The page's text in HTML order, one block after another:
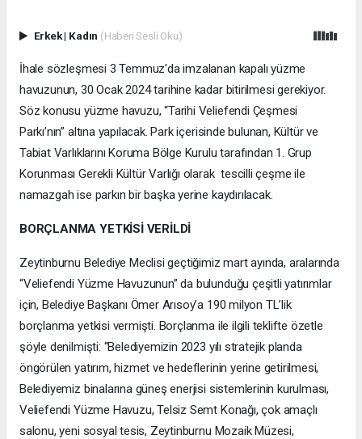
Erkek| Kadın (Haberi Sesli Oku)
İhale sözleşmesi 3 Temmuz'da imzalanan kapalı yüzme
havuzunun, 30 Ocak 2024 tarihine kadar bitirilmesi gerekiyor.
Söz konusu yüzme havuzu, “Tarihi Veliefendi Çeşmesi
Parkı’nın” altına yapılacak. Park içerisinde bulunan, Kültür ve
Tabiat Varlıklarını Koruma Bölge Kurulu tarafından 1. Grup
Korunması Gerekli Kültür Varlığı olarak tescilli çeşme ile
namazgah ise parkın bir başka yerine kaydırılacak.
BORÇLANMA YETKİSİ VERİLDİ
Zeytinburnu Belediye Meclisi geçtiğimiz mart ayında, aralarında
“Veliefendi Yüzme Havuzunun” da bulunduğu çeşitli yatırımlar
için, Belediye Başkanı Ömer Arısoy’a 190 milyon TL’lik
borçlanma yetkisi vermişti. Borçlanma ile ilgili teklifte özetle
şöyle denilmişti: “Belediyemizin 2023 yılı stratejik planda
öngörülen yatırım, hizmet ve hedeflerinin yerine getirilmesi,
Belediyemiz binalarına güneş enerjisi sistemlerinin kurulması,
Veliefendi Yüzme Havuzu, Telsiz Semt Konağı, çok amaçlı
salonu, yeni sosyal tesis, Zeytinburnu Mozaik Müzesi,